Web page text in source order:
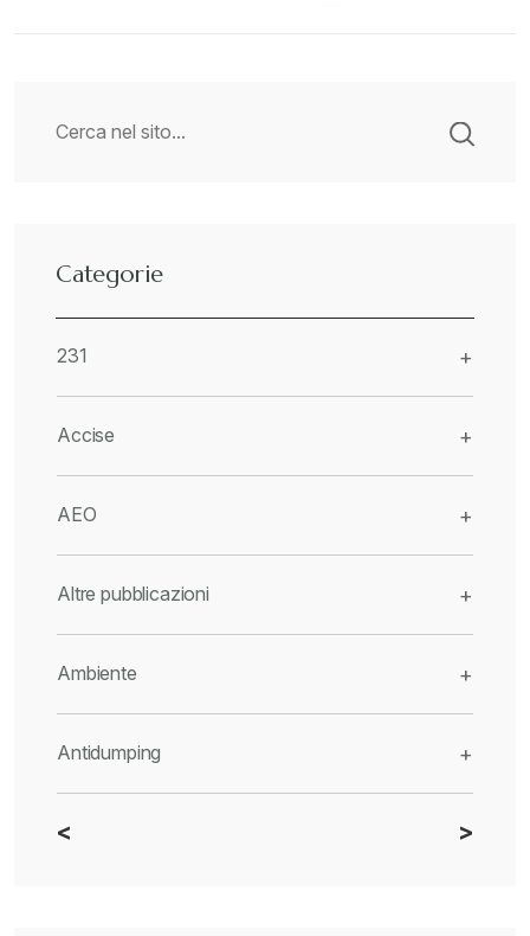
Categorie
231 +
Accise +
AEO +
Altre pubblicazioni +
Ambiente +
Antidumping +
CBAM +
< >